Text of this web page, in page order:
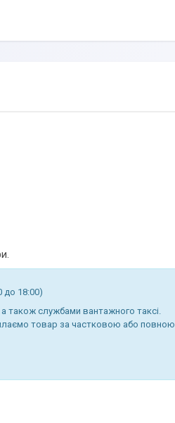
до 18:00)
а також службами вантажного таксі.
товар за частковою або повною